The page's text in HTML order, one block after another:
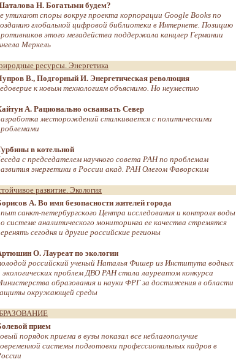
Н. Богатыми будем?
утихают споры вокруг проекта корпорации Google Books по
глобальной цифровой библиотеки в Интернете. Позицию
этого мегадейства поддержала канцлер Германии
Меркель
ресурсы. Энергетика
В., Подгорный И. Энергетическая революция
к новым технологиям объяснимо. Но неуместно
А. Рационально осваивать Север
месторождений сталкивается с политическими
в котельной
с председателем научного совета РАН по проблемам
энергетики в России акад. РАН Олегом Фаворским
развитие. Экология
А. Во имя безопасности жителей города
санкт-петербургского Центра исследования и контроля воды
системе аналитического мониторинга ее качества стремятся
сегодня и другие российские регионы
О. Лауреат по экологии
российский ученый Наталья Фишер из Института водных
экологических проблем ДВО РАН стала лауреатом конкурса
образования и науки ФРГ за достижения в области
окружающей среды
прием
порядок приема в вузы показал все неблагополучие
системы подготовки профессиональных кадров в